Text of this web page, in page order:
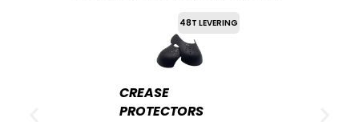
48T LEVERING
CREASE
PROTECTORS